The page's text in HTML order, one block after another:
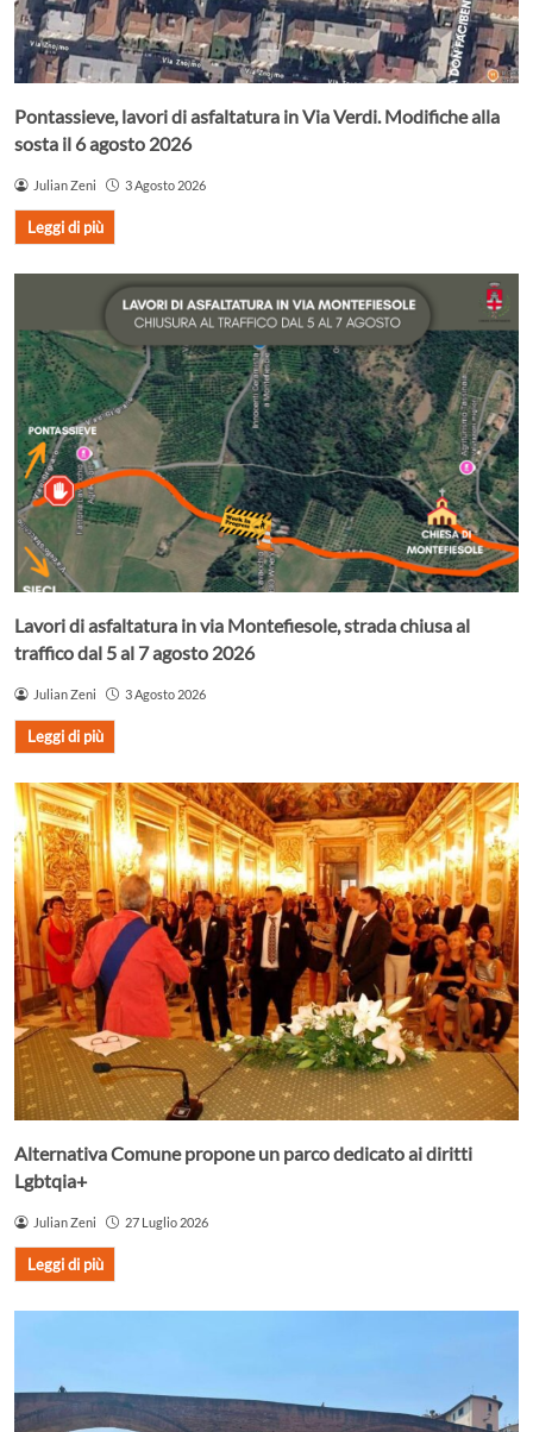
Pontassieve, lavori di asfaltatura in Via Verdi. Modifiche alla
sosta il 6 agosto 2026
Julian Zeni 3 Agosto 2026
Leggi di più
Lavori di asfaltatura in via Montefiesole, strada chiusa al
traffico dal 5 al 7 agosto 2026
Julian Zeni 3 Agosto 2026
Leggi di più
Alternativa Comune propone un parco dedicato ai diritti
Lgbtqia+
Julian Zeni 27 Luglio 2026
Leggi di più